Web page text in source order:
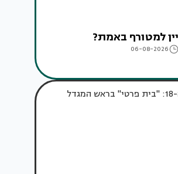
למטורף באמת?
06-08-2026